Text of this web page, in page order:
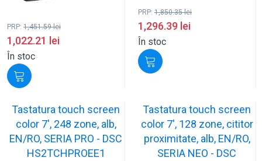
PRP: 1,451.59lei
1,022.21 lei
În stoc
PRP: 1,850.35lei
1,296.39 lei
În stoc
Tastatura touch screen
color 7', 248 zone, alb,
EN/RO, SERIA PRO - DSC
HS2TCHPROEE1
Tastatura touch screen
color 7', 128 zone, cititor
proximitate, alb, EN/RO,
SERIA NEO - DSC